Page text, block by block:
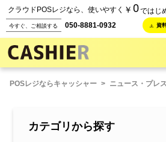
クラウドPOSレジなら、使いやすく ￥ 0ではじ
今すぐ、ご相談する 050-8881-0932 資
POSレジならキャッシャー > ニュース・プレ
カテゴリから探す